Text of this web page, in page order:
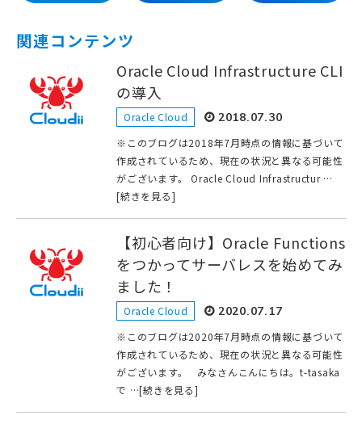
関連コンテンツ
Oracle Cloud Infrastructure CLI
の導入
Oracle Cloud 2018.07.30
※このブログは2018年7月時点の情報に基づいて
作成されているため、現在の状況と異なる可能性
がございます。 Oracle Cloud Infrastructur …
[続きを見る]
【初心者向け】Oracle Functions
をつかってサーバレスを始めてみ
ました！
Oracle Cloud 2020.07.17
※このブログは2020年7月時点の情報に基づいて
作成されているため、現在の状況と異なる可能性
がございます。 みなさんこんにちは。t-tasaka
で …[続きを見る]